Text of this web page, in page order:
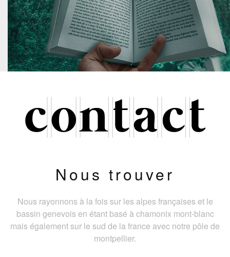
Nous trouver
Nous rayonnons à la fois sur les alpes françaises et le
bassin genevois en étant basé à chamonix mont-blanc
mais également sur le sud de la france avec notre pôle de
montpellier.